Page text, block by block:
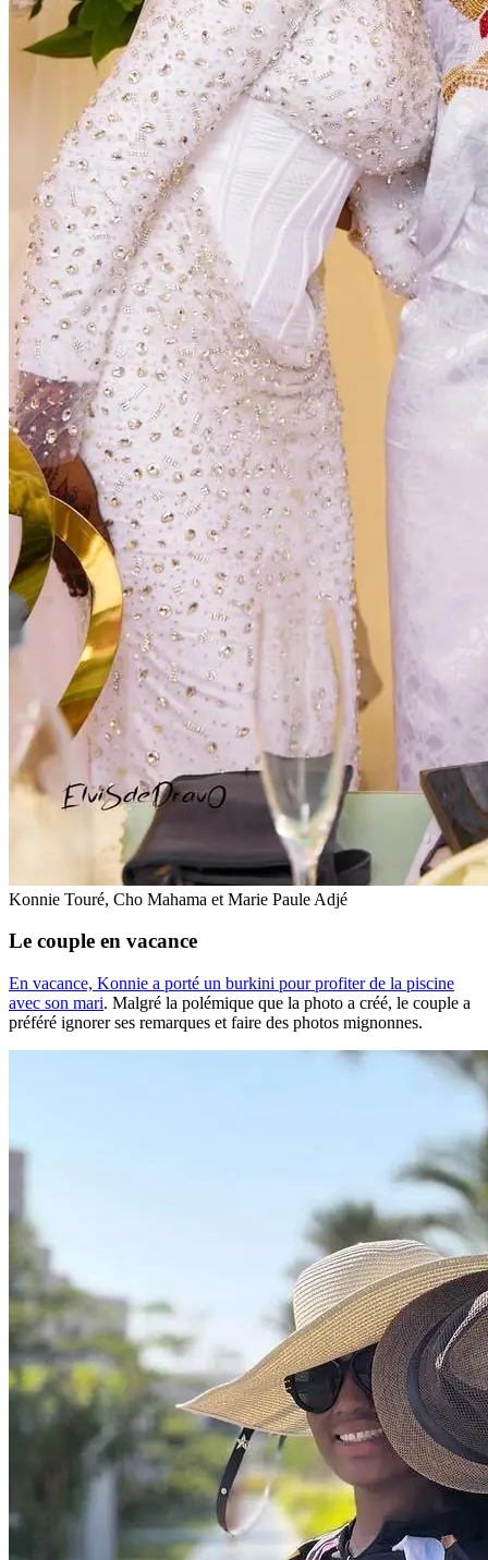
Konnie Touré, Cho Mahama et Marie Paule Adjé
Le couple en vacance
En vacance, Konnie a porté un burkini pour profiter de la piscine
avec son mari. Malgré la polémique que la photo a créé, le couple a
préféré ignorer ses remarques et faire des photos mignonnes.